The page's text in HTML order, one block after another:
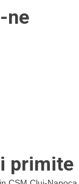
ne
primite